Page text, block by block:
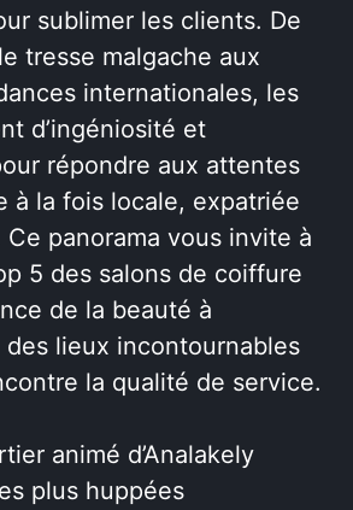
sublimer les clients. De
tresse malgache aux
internationales, les
d’ingéniosité et
répondre aux attentes
à la fois locale, expatriée
panorama vous invite à
5 des salons de coiffure
de la beauté à
des lieux incontournables
la qualité de service.
animé d’Analakely
plus huppées